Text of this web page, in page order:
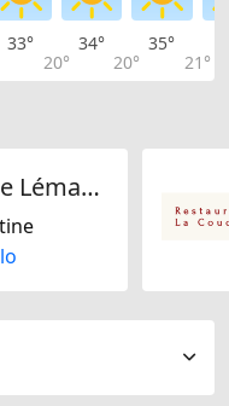
33°
20°
34°
20°
35°
21°
Pizzeria Motel le Léman - Restaurant Commugny